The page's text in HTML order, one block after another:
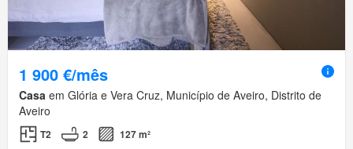
1 900 €/mês
Casa em Glória e Vera Cruz, Município de Aveiro, Distrito de
Aveiro
T2 2 127 m²